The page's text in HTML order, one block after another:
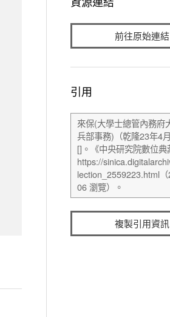
前往原始連結
引用
複製引用資訊